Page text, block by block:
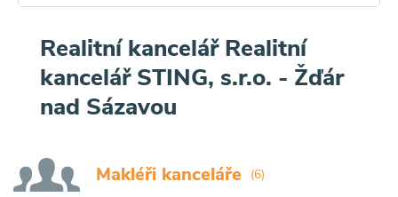
Realitní kancelář Realitní
kancelář STING, s.r.o. - Žďár
nad Sázavou
Makléři kanceláře (6)